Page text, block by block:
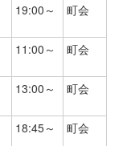
19:00～ 町会
11:00～ 町会
13:00～ 町会
18:45～ 町会